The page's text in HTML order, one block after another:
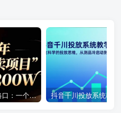
站在2026年的十字路口：一个普通人如何通过卖项目实现年入200万